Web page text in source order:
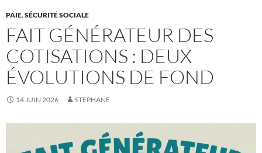
PAIE,SÉCURITÉ SOCIALE
FAIT GÉNÉRATEUR DES
COTISATIONS : DEUX
ÉVOLUTIONS DE FOND
14 JUIN 2026 STEPHANE